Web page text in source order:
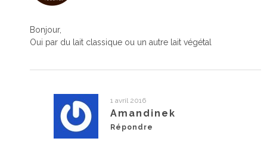
Bonjour,
Oui par du lait classique ou un autre lait végétal
1 avril 2016
Amandinek
Répondre